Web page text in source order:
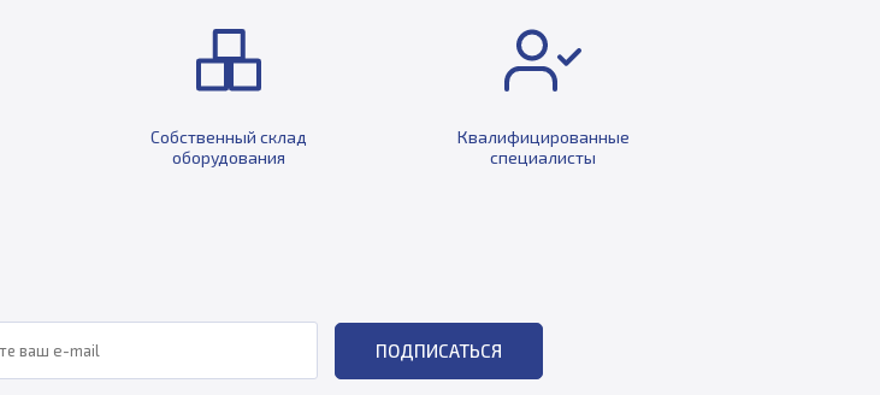
Собственный склад
оборудования
Квалифицированные
специалисты
ПОДПИСАТЬСЯ